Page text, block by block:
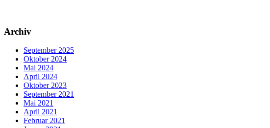
Archiv
September 2025
Oktober 2024
Mai 2024
April 2024
Oktober 2023
September 2021
Mai 2021
April 2021
Februar 2021